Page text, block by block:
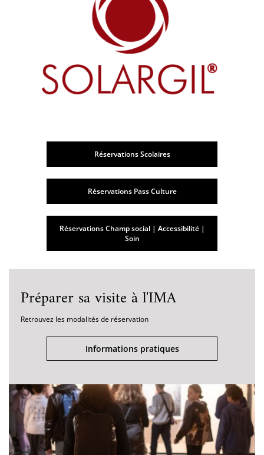
Réservations Scolaires
Réservations Pass Culture
Réservations Champ social | Accessibilité |
Soin
Préparer sa visite à l'IMA
Retrouvez les modalités de réservation
Informations pratiques